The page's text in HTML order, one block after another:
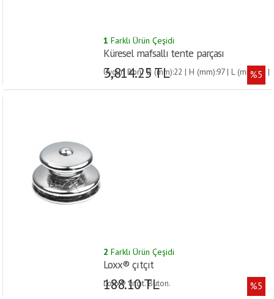
1 Farklı Ürün Çeşidi
Küresel mafsallı tente parçası
Uygun Boru Ø (mm):22 | H (mm):97 | L (mm):32 |
3,814.25 TL %5
2 Farklı Ürün Çeşidi
Loxx® çıtçıt
Loxx® çıtçıt. Buton.
188.10 TL %5